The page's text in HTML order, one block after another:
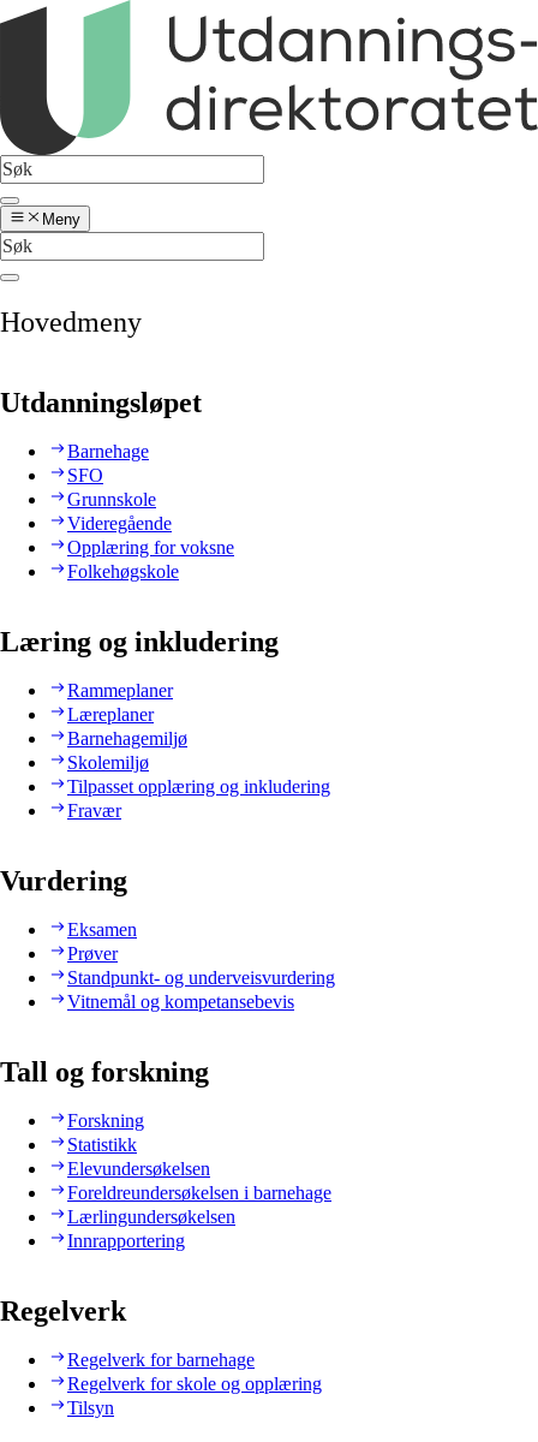
Meny
Hovedmeny
Utdanningsløpet
Barnehage
SFO
Grunnskole
Videregående
Opplæring for voksne
Folkehøgskole
Læring og inkludering
Rammeplaner
Læreplaner
Barnehagemiljø
Skolemiljø
Tilpasset opplæring og inkludering
Fravær
Vurdering
Eksamen
Prøver
Standpunkt- og underveisvurdering
Vitnemål og kompetansebevis
Tall og forskning
Forskning
Statistikk
Elevundersøkelsen
Foreldreundersøkelsen i barnehage
Lærlingundersøkelsen
Innrapportering
Regelverk
Regelverk for barnehage
Regelverk for skole og opplæring
Tilsyn